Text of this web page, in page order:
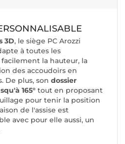
3D, le siège PC Arozzi
à toutes les
la hauteur, la
des accoudoirs en
De plus, son dossier
165° tout en proposant
pour tenir la position
de l'assise est
avec pour elle aussi, un